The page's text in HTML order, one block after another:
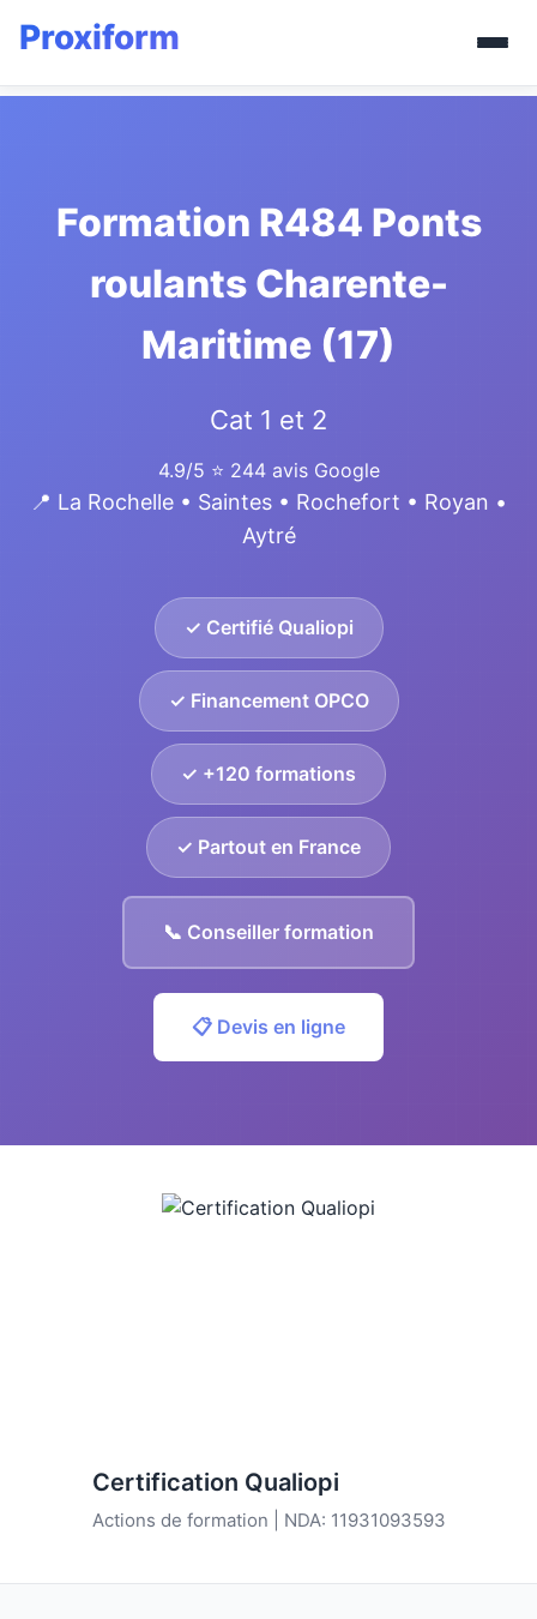
Formation R484 Ponts
roulants Charente-
Maritime (17)
Cat 1 et 2
4.9/5 ⭐ 244 avis Google
📍 La Rochelle • Saintes • Rochefort • Royan •
Aytré
✓ Certifié Qualiopi
✓ Financement OPCO
✓ +120 formations
✓ Partout en France
📞 Conseiller formation
📋 Devis en ligne
Certification Qualiopi
Actions de formation | NDA: 11931093593